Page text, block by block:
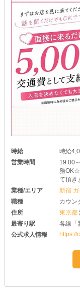
時給
時給
営業時間
19:00
務OK☆
て頂き
業種/エリア
新宿
職種
カウン
住所
東京都
最寄り駅
各線「
公式求人情報
https://